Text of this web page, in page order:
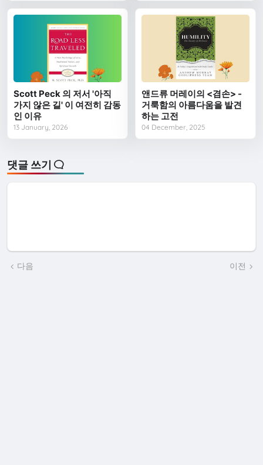
Scott Peck 의 저서 '아직
가지 않은 길' 이 여전히 감동
인 이유
13 January, 2026
앤드류 머레이의 <겸손> -
거룩함의 아름다움을 발견
하는 고전
04 December, 2025
댓글 쓰기
다음 이전